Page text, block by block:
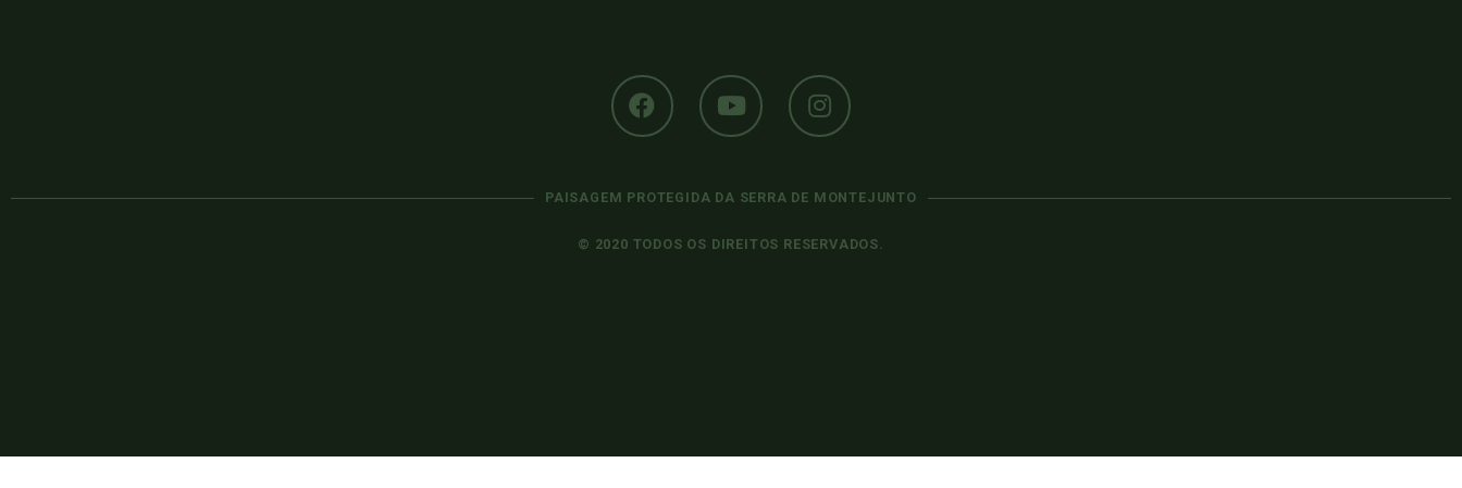
PAISAGEM PROTEGIDA DA SERRA DE MONTEJUNTO
© 2020 TODOS OS DIREITOS RESERVADOS.